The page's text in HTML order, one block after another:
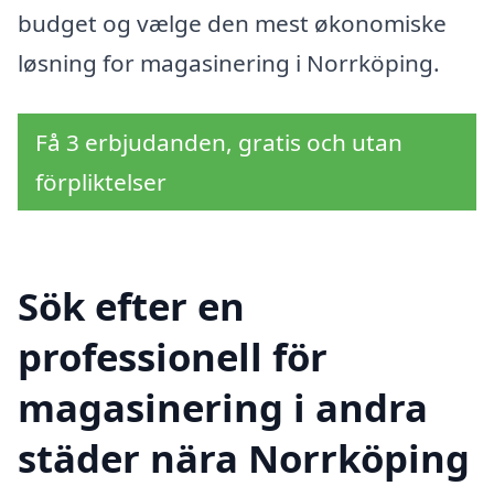
budget og vælge den mest økonomiske
løsning for magasinering i Norrköping.
Få 3 erbjudanden, gratis och utan
förpliktelser
Sök efter en
professionell för
magasinering i andra
städer nära Norrköping